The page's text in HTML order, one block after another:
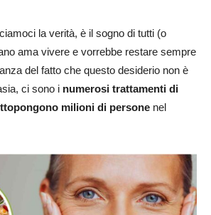
la verità, è il sogno di tutti (o
ama vivere e vorrebbe restare sempre
del fatto che questo desiderio non è
ci sono i numerosi trattamenti di
milioni di persone nel